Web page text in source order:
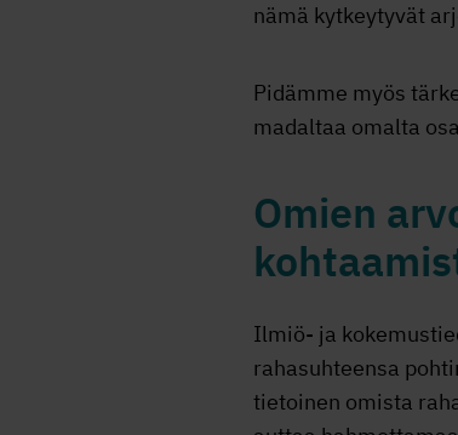
nämä kytkeytyvät
Pidämme myös
madaltaa omalta
Omien
Ilmiö- ja
rahasuhteensa
tietoinen omista